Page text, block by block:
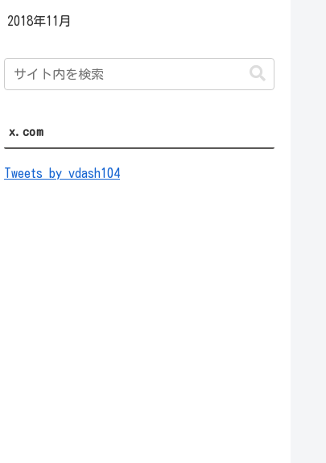
2018年11月
x.com
Tweets by vdash104